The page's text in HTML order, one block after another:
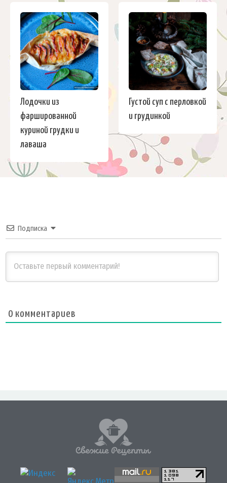
Лодочки из
фаршированной
куриной грудки и
лаваша
Густой суп с перловкой
и грудинкой
Подписка
0 комментариев